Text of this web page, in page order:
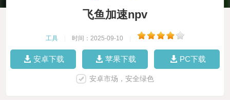
飞鱼加速npv
工具 时间：2025-09-10
安卓下载 苹果下载 PC下载
安卓市场，安全绿色